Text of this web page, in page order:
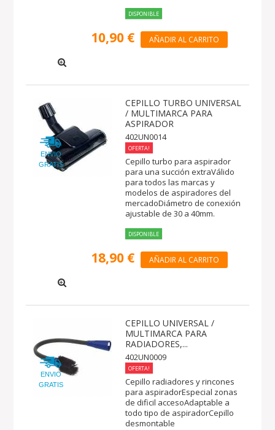
DISPONIBLE
10,90 € AÑADIR AL CARRITO
ENVIO
GRATIS
CEPILLO TURBO UNIVERSAL
/ MULTIMARCA PARA
ASPIRADOR
402UN0014
OFERTA!
Cepillo turbo para aspirador
para una succión extraVálido
para todos las marcas y
modelos de aspiradores del
mercadoDiámetro de conexión
ajustable de 30 a 40mm.
DISPONIBLE
18,90 € AÑADIR AL CARRITO
ENVIO
GRATIS
CEPILLO UNIVERSAL /
MULTIMARCA PARA
RADIADORES,...
402UN0009
OFERTA!
Cepillo radiadores y rincones
para aspiradorEspecial zonas
de dificil accesoAdaptable a
todo tipo de aspiradorCepillo
desmontable